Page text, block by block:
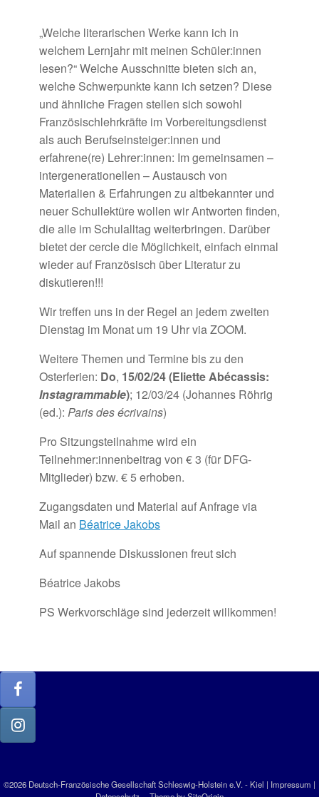
„Welche literarischen Werke kann ich in
welchem Lernjahr mit meinen Schüler:innen
lesen?“ Welche Ausschnitte bieten sich an,
welche Schwerpunkte kann ich setzen? Diese
und ähnliche Fragen stellen sich sowohl
Französischlehrkräfte im Vorbereitungsdienst
als auch Berufseinsteiger:innen und
erfahrene(re) Lehrer:innen: Imgemeinsamen –
intergenerationellen – Austausch von
Materialien & Erfahrungen zu altbekannter und
neuer Schullektüre wollen wir Antworten finden,
die alle im Schulalltag weiterbringen. Darüber
bietet dercercledie Möglichkeit, einfach einmal
wieder auf Französisch über Literatur zu
diskutieren!!!
Wir treffen uns in der Regel an jedem zweiten
Dienstag im Monat um 19 Uhr via ZOOM.
Weitere Themen und Termine bis zu den
Osterferien: Do, 15/02/24 (Eliette Abécassis:
Instagrammable); 12/03/24 (Johannes Röhrig
(ed.): Paris des écrivains)
Pro Sitzungsteilnahmewird ein
Teilnehmer:innenbeitrag von € 3 (für DFG-
Mitglieder) bzw. € 5 erhoben.
Zugangsdaten und Material auf Anfrage via
Mail an Béatrice Jakobs
Auf spannende Diskussionen freut sich
Béatrice Jakobs
PS Werkvorschläge sind jederzeit willkommen!
©2026 Deutsch-Französische Gesellschaft Schleswig-Holstein e.V. - Kiel | Impressum |